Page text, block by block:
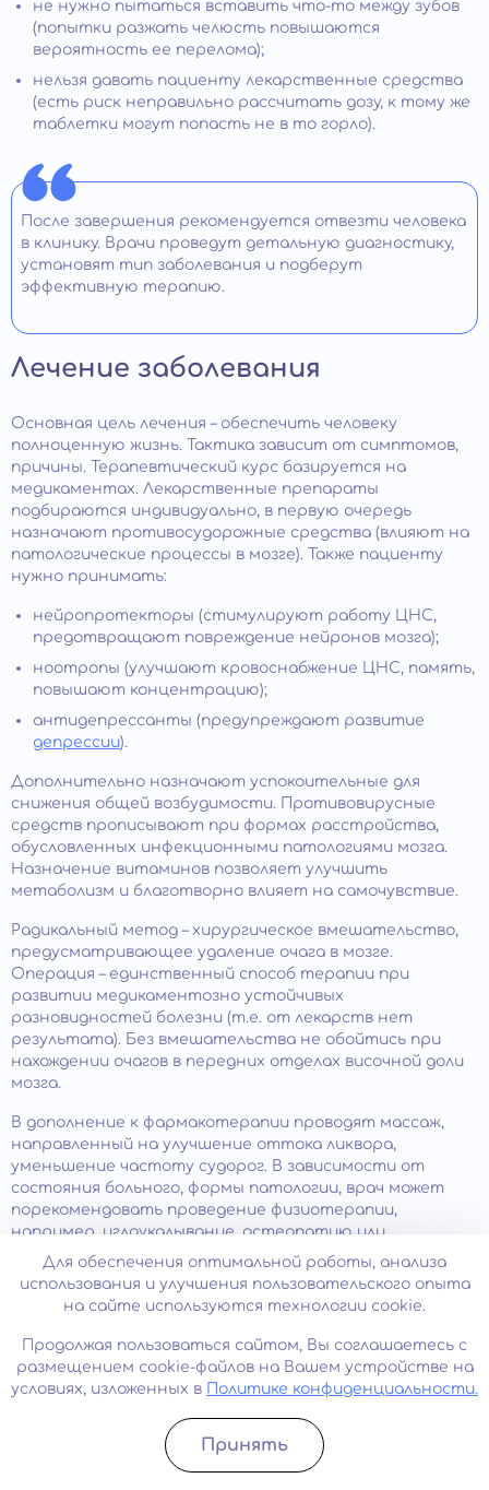
не нужно пытаться вставить что-то между зубов
(попытки разжать челюсть повышаются
вероятность ее перелома);
нельзя давать пациенту лекарственные средства
(есть риск неправильно рассчитать дозу, к тому же
таблетки могут попасть не в то горло).
После завершения рекомендуется отвезти человека
в клинику. Врачи проведут детальную диагностику,
установят тип заболевания и подберут
эффективную терапию.
Лечение заболевания
Основная цель лечения – обеспечить человеку
полноценную жизнь. Тактика зависит от симптомов,
причины. Терапевтический курс базируется на
медикаментах. Лекарственные препараты
подбираются индивидуально, в первую очередь
назначают противосудорожные средства (влияют на
патологические процессы в мозге). Также пациенту
нужно принимать:
нейропротекторы (стимулируют работу ЦНС,
предотвращают повреждение нейронов мозга);
ноотропы (улучшают кровоснабжение ЦНС, память,
повышают концентрацию);
антидепрессанты (предупреждают развитие
депрессии).
Дополнительно назначают успокоительные для
снижения общей возбудимости. Противовирусные
средств прописывают при формах расстройства,
обусловленных инфекционными патологиями мозга.
Назначение витаминов позволяет улучшить
метаболизм и благотворно влияет на самочувствие.
Радикальный метод – хирургическое вмешательство,
предусматривающее удаление очага в мозге.
Операция – единственный способ терапии при
развитии медикаментозно устойчивых
разновидностей болезни (т.е. от лекарств нет
результата). Без вмешательства не обойтись при
нахождении очагов в передних отделах височной доли
мозга.
В дополнение к фармакотерапии проводят массаж,
направленный на улучшение оттока ликвора,
уменьшение частоту судорог. В зависимости от
состояния больного, формы патологии, врач может
порекомендовать проведение физиотерапии,
например, иглоукалывание, остеопатию или
мануальную терапию. Лечебная гимнастика улучшает
координацию движений. Также эпилептику
рекомендуется освоить техники медитации для
Мнение эксперта
Казенных Татьяна Валентиновна, эпилептолог с 29-
летним стажем, рассказала о возможных последствиях:
Записатьcя
Для обеспечения оптимальной работы, анализа
использования и улучшения пользовательского опыта
на сайте используются технологии cookie.
Продолжая пользоваться сайтом, Вы соглашаетесь с
размещением cookie-файлов на Вашем устройстве на
условиях, изложенных в
Политике конфиденциальности.
Принять